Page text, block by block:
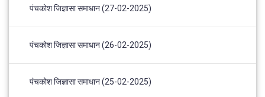
पंचकोश जिज्ञासा समाधान (27-02-2025)
पंचकोश जिज्ञासा समाधान (26-02-2025)
पंचकोश जिज्ञासा समाधान (25-02-2025)